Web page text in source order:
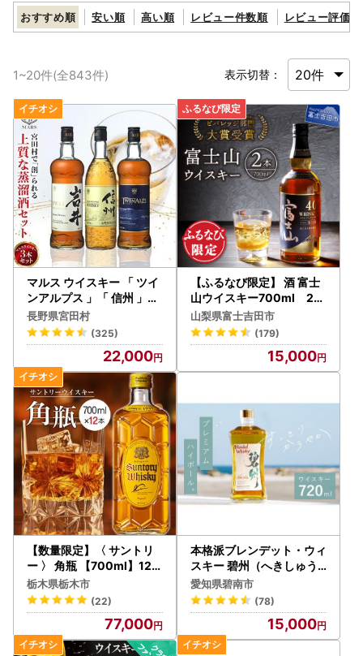
おすすめ順 安い順 高い順 レビュー件数順 レビュー評価順
1~20件(全843件) 表示切替：
マルス ウイスキー 「 ツイ
ンアルプス 」「 信州 」「
岩井トラディション 」 ３
本セット
長野県宮田村
(325)
22,000
【ふるなび限定】 酒 富士
山ウイスキー700ml 2本
セット ハイボール FN-Lim
ited-SP
山梨県富士吉田市
(179)
15,000
【数量限定】〈 サントリ
ー 〉 角瓶 【700ml】12本
｜角瓶 お酒 さけ ウイスキ
ー 人気 おすすめ ギフト ハ
イボール
栃木県栃木市
(22)
77,000
本格派ブレンデット・ウィ
スキー 碧州（へきしゅう
） H044-035
愛知県碧南市
(78)
15,000